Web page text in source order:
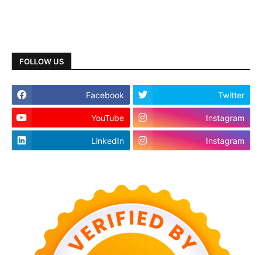
FOLLOW US
Facebook Twitter
YouTube Instagram
LinkedIn Instagram